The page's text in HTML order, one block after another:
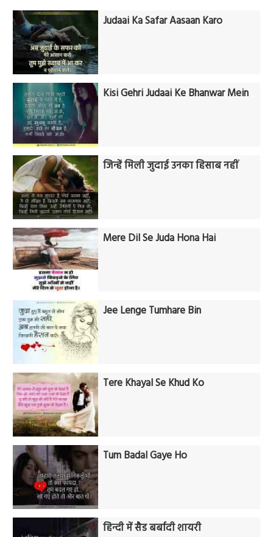
Judaai Ka Safar Aasaan Karo
Kisi Gehri Judaai Ke Bhanwar Mein
जिन्हें मिली जुदाई उनका हिसाब नहीं
Mere Dil Se Juda Hona Hai
Jee Lenge Tumhare Bin
Tere Khayal Se Khud Ko
Tum Badal Gaye Ho
हिन्दी में सैड बर्बादी शायरी